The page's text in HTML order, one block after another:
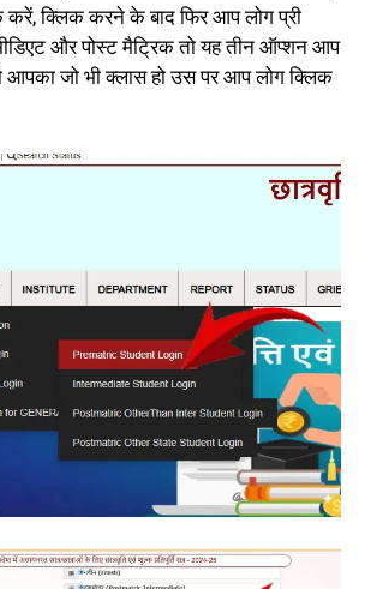
क्लिक करने के बाद फिर आप लोग प्री
और पोस्ट मैट्रिक तो यह तीन ऑप्शन आप
आपका जो भी क्लास हो उस पर आप लोग क्लिक